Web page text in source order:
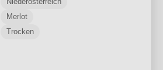
Merlot
Trocken